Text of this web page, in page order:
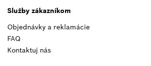
Kód krajiny
Služby zákazníkom
Objednávky a reklamácie
FAQ
Kontaktuj nás